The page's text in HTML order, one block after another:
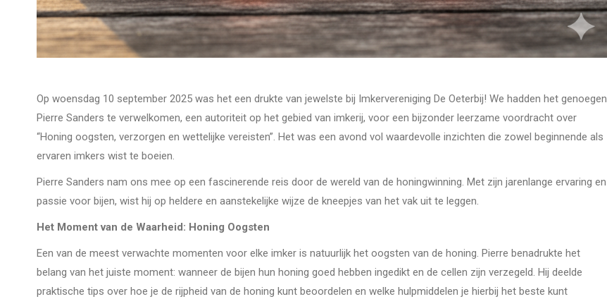
Op woensdag 10 september 2025 was het een drukte van jewelste bij Imkervereniging De Oeterbij! We hadden het genoegen
Pierre Sanders te verwelkomen, een autoriteit op het gebied van imkerij, voor een bijzonder leerzame voordracht over
“Honing oogsten, verzorgen en wettelijke vereisten”. Het was een avond vol waardevolle inzichten die zowel beginnende als
ervaren imkers wist te boeien.
Pierre Sanders nam ons mee op een fascinerende reis door de wereld van de honingwinning. Met zijn jarenlange ervaring en
passie voor bijen, wist hij op heldere en aanstekelijke wijze de kneepjes van het vak uit te leggen.
Het Moment van de Waarheid: Honing Oogsten
Een van de meest verwachte momenten voor elke imker is natuurlijk het oogsten van de honing. Pierre benadrukte het
belang van het juiste moment: wanneer de bijen hun honing goed hebben ingedikt en de cellen zijn verzegeld. Hij deelde
praktische tips over hoe je de rijpheid van de honing kunt beoordelen en welke hulpmiddelen je hierbij het beste kunt